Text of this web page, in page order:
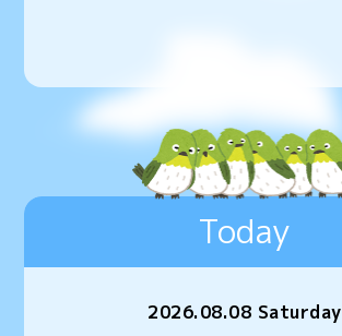
Today
2026.08.08 Saturday